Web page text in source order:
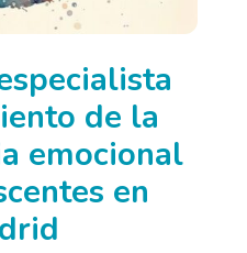
de la
emocional
en